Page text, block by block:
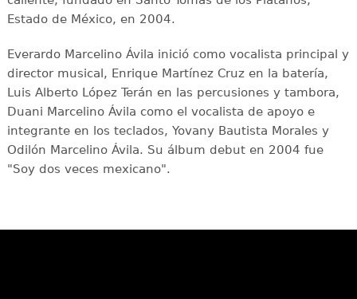
Estado de México, en 2004.
Everardo Marcelino Ávila inició como vocalista principal y
director musical, Enrique Martínez Cruz en la batería,
Luis Alberto López Terán en las percusiones y tambora,
Duani Marcelino Ávila como el vocalista de apoyo e
integrante en los teclados, Yovany Bautista Morales y
Odilón Marcelino Ávila. Su álbum debut en 2004 fue
"Soy dos veces mexicano".